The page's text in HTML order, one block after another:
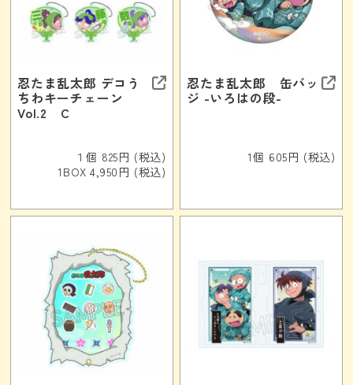
忍たま乱太郎 デコう
ちわキーチェーン
Vol.2 C
１個 825円 (税込)
1BOX 4,950円 (税込)
忍たま乱太郎 缶バッ
ジ -いろはの段-
1個 605円 (税込)